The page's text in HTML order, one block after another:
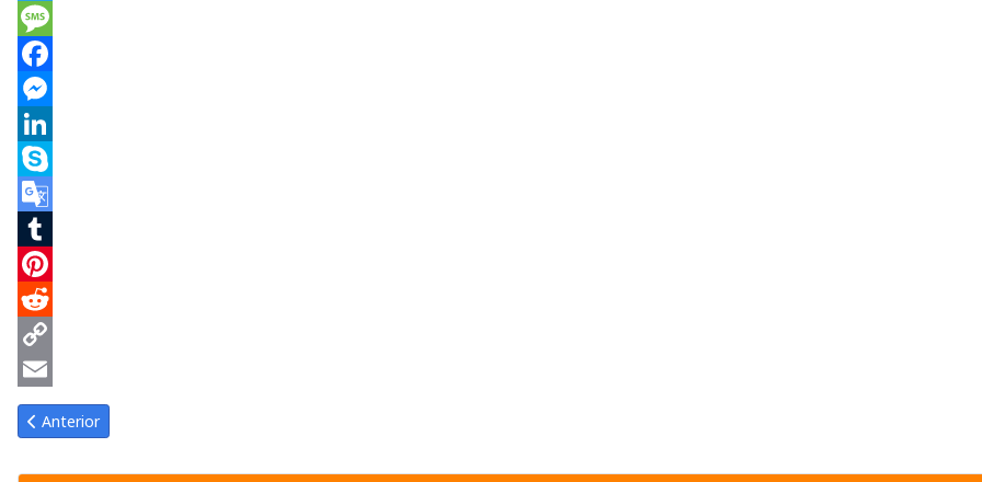
Telegram
Message
Facebook
Messenger
LinkedIn
Skype
Google
Translate
Tumblr
Pinterest
Reddit
Copy
Link
Email
Artículo anterior: Gaceta Oficial de Venezuela #38509 del lunes 28 agosto 2006
Anterior